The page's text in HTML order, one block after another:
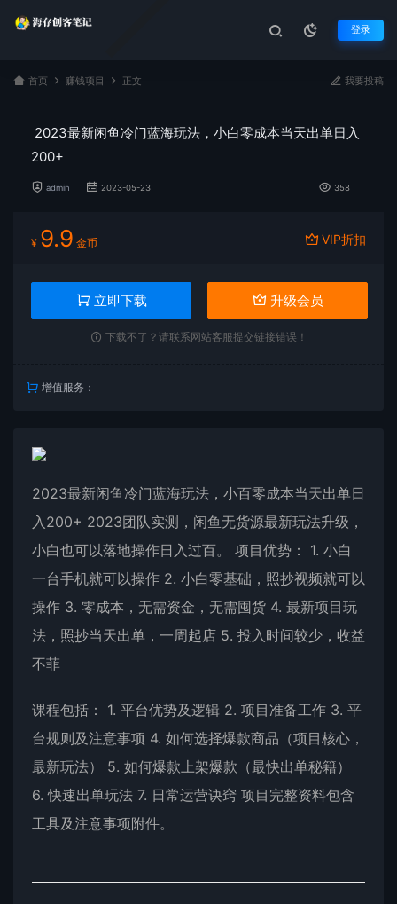
登录
首页 赚钱项目 正文 我要投稿
2023最新闲鱼冷门蓝海玩法，小白零成本当天出单日入
200+
admin 2023-05-23 358
¥ 9.9 金币 VIP折扣
立即下载 升级会员
下载不了？请联系网站客服提交链接错误！
增值服务：
2023最新闲鱼冷门蓝海玩法，小百零成本当天出单日
入200+ 2023团队实测，闲鱼无货源最新玩法升级，
小白也可以落地操作日入过百。 项目优势： 1. 小白
一台手机就可以操作 2. 小白零基础，照抄视频就可以
操作 3. 零成本，无需资金，无需囤货 4. 最新项目玩
法，照抄当天出单，一周起店 5. 投入时间较少，收益
不菲
课程包括： 1. 平台优势及逻辑 2. 项目准备工作 3. 平
台规则及注意事项 4. 如何选择爆款商品（项目核心，
最新玩法） 5. 如何爆款上架爆款（最快出单秘籍）
6. 快速出单玩法 7. 日常运营诀窍 项目完整资料包含
工具及注意事项附件。